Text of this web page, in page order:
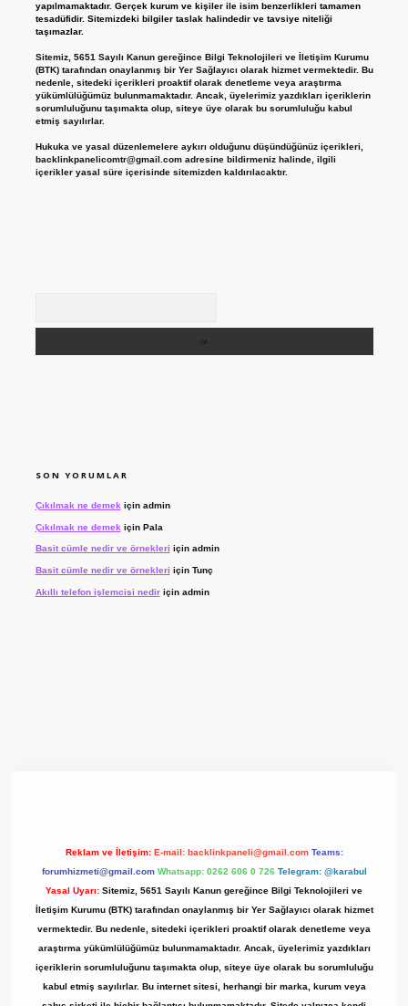
yapılmamaktadır. Gerçek kurum ve kişiler ile isim benzerlikleri tamamen
tesadüfidir. Sitemizdeki bilgiler taslak halindedir ve tavsiye niteliği
taşımazlar.
Sitemiz, 5651 Sayılı Kanun gereğince Bilgi Teknolojileri ve İletişim Kurumu
(BTK) tarafından onaylanmış bir Yer Sağlayıcı olarak hizmet vermektedir. Bu
nedenle, sitedeki içerikleri proaktif olarak denetleme veya araştırma
yükümlülüğümüz bulunmamaktadır. Ancak, üyelerimiz yazdıkları içeriklerin
sorumluluğunu taşımakta olup, siteye üye olarak bu sorumluluğu kabul
etmiş sayılırlar.
Hukuka ve yasal düzenlemelere aykırı olduğunu düşündüğünüz içerikleri,
backlinkpanelicomtr@gmail.comadresine bildirmeniz halinde, ilgili
içerikler yasal süre içerisinde sitemizden kaldırılacaktır.
SON YORUMLAR
Çıkılmak ne demek için admin
Çıkılmak ne demek için Pala
Basit cümle nedir ve örnekleri için admin
Basit cümle nedir ve örnekleri için Tunç
Akıllı telefon işlemcisi nediriçin admin
Reklam ve İletişim: E-mail: backlinkpaneli@gmail.com Teams:
forumhizmeti@gmail.com Whatsapp: 0262 606 0 726 Telegram: @karabul
Yasal Uyarı: Sitemiz, 5651 Sayılı Kanun gereğince Bilgi Teknolojileri ve
İletişim Kurumu (BTK) tarafından onaylanmış bir Yer Sağlayıcı olarak hizmet
vermektedir. Bu nedenle, sitedeki içerikleri proaktif olarak denetleme veya
araştırma yükümlülüğümüz bulunmamaktadır. Ancak, üyelerimiz yazdıkları
içeriklerin sorumluluğunu taşımakta olup, siteye üye olarak bu sorumluluğu
kabul etmiş sayılırlar. Bu internet sitesi, herhangi bir marka, kurum veya